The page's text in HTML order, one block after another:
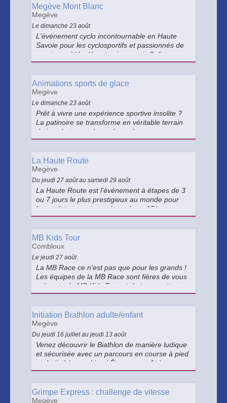
sur place.
Megève Mont Blanc
Megève
Le dimanche 23 août
L'événement cyclo incontournable en Haute
Savoie pour les cyclosportifs et passionnés de
montagne ! Un départ unique mais 3 distances
au choix : 80, 105 et 140 km !
Animations sports de glace
Megève
Le dimanche 23 août
Prêt à vivre une expérience sportive insolite ?
La patinoire se transforme en véritable terrain
de jeux le temps de quelques heures :
badminton sur glace - Hockey sur glace et
La Haute Route
Megève
Du jeudi 27 août au samedi 29 août
La Haute Route est l'événement à étapes de 3
ou 7 jours le plus prestigieux au monde pour
les cyclistes amateurs. Lors de sa 15ème
édition, Megève sera ville étape.
MB Kids Tour
Combloux
Le jeudi 27 août
La MB Race ce n'est pas que pour les grands !
Les équipes de la MB Race sont fières de vous
présenter le MB Kids Tour et de transmettre
aux plus jeunes leur passion pour le VTT !
Initiation Biathlon adulte/enfant
Megève
Du jeudi 16 juillet au jeudi 13 août
Venez découvrir le Biathlon de manière ludique
et sécurisée avec un parcours en course à pied
et du tir à la carabine ! Êtes vous prêt à
atteindre la cible ? Attention aux tours de
Veriaz
Grimpe Express : challenge de vitesse
Megève